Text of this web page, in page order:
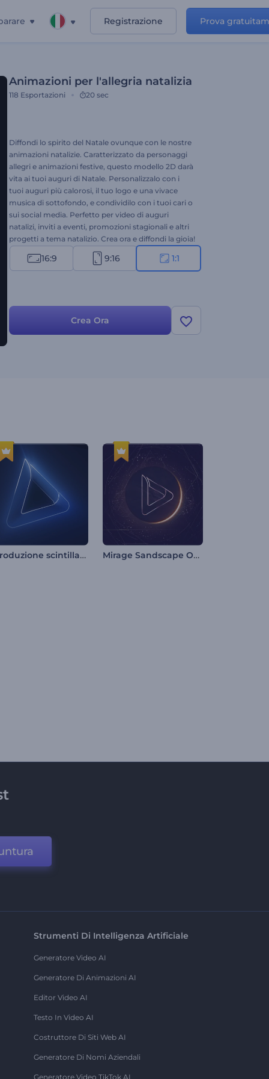
Registrazione Prova
Animazioni per l'allegria natalizia
118 Esportazioni 20 sec
Diffondi lo spirito del Natale ovunque con le nostre
animazioni natalizie. Caratterizzato da personaggi
allegri e animazioni festive, questo modello 2D darà
vita ai tuoi auguri di Natale. Personalizzalo con i
tuoi auguri più calorosi, il tuo logo e una vivace
musica di sottofondo, e condividilo con i tuoi cari o
sui social media. Perfetto per video di auguri
natalizi, inviti a eventi, promozioni stagionali e altri
progetti a tema natalizio. Crea ora e diffondi la gioia!
16:9 9:16 1:1
Crea Ora
Introduzione scintillante al neon Mirage Sandscape Opener
Strumenti Di Intelligenza Artificiale
Generatore Video AI
Generatore Di Animazioni AI
Editor Video AI
Testo In Video AI
Costruttore Di Siti Web AI
Generatore Di Nomi Aziendali
Generatore Video TikTok AI